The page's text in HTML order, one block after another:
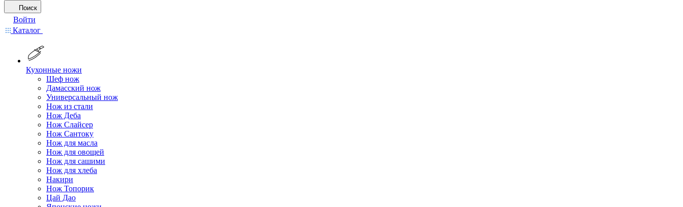
Поиск
Войти
Каталог
Кухонные ножи
Шеф нож
Дамасский нож
Универсальный нож
Нож из стали
Нож Деба
Нож Слайсер
Нож Сантоку
Нож для масла
Нож для овощей
Нож для сашими
Нож для хлеба
Накири
Нож Топорик
Цай Дао